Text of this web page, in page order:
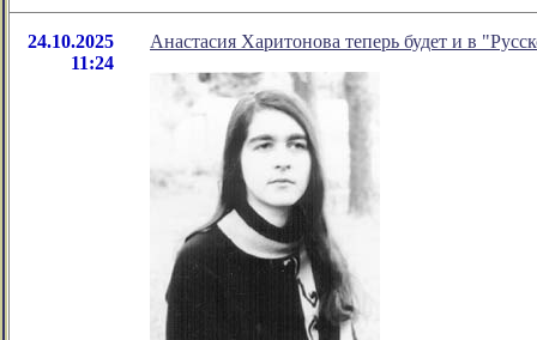
24.10.2025
11:24
Анастасия Харитонова теперь будет и в